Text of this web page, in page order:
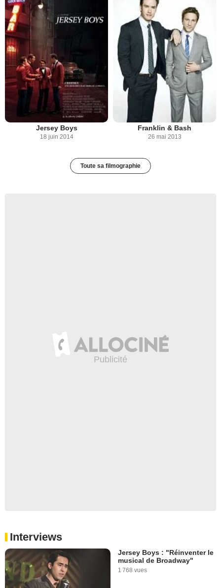
Jersey Boys
18 juin 2014
Franklin & Bash
26 mai 2013
Toute sa filmographie
Interviews
Jersey Boys : "Réinventer le
musical de Broadway"
1 768 vues